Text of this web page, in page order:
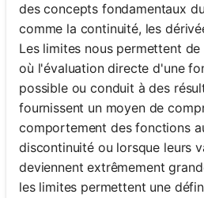
des concepts fondamentaux
comme la continuité, les
Les limites nous permettent
où l'évaluation directe d'une
possible ou conduit à des
fournissent un moyen de
comportement des fonctions
discontinuité ou lorsque leurs
deviennent extrêmement
les limites permettent une